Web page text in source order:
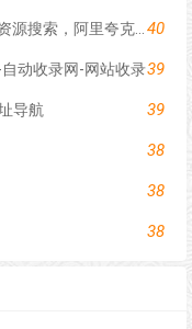
爱搜-网盘资源搜索-一站式网盘资源搜索，阿里夸克百度迅雷UC全聚合40
动收录网-网站收录39
导航 39
38
38
38